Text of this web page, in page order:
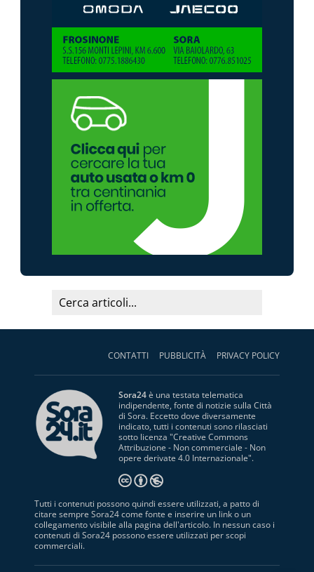
CONTATTI PUBBLICITÀ PRIVACY POLICY
Sora24è una testata telematica
indipendente, fonte di notizie sulla Città
di Sora. Eccetto dove diversamente
indicato, tutti i contenuti sono rilasciati
sotto licenza "Creative Commons
Attribuzione - Non commerciale - Non
opere derivate 4.0 Internazionale".
Tutti i contenuti possono quindi essere utilizzati, a patto di
citare sempre Sora24 come fonte e inserire un link o un
collegamento visibile alla pagina dell'articolo. In nessun caso i
contenuti di Sora24 possono essere utilizzati per scopi
commerciali.